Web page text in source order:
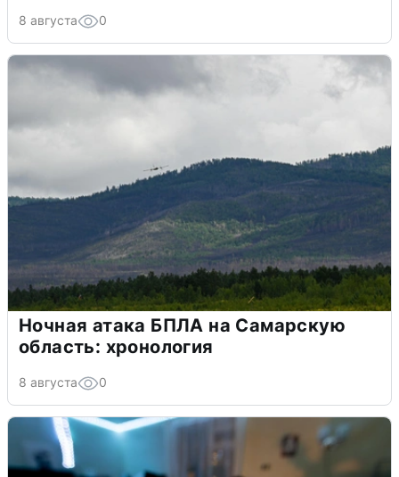
8 августа 0
Ночная атака БПЛА на Самарскую
область: хронология
8 августа 0